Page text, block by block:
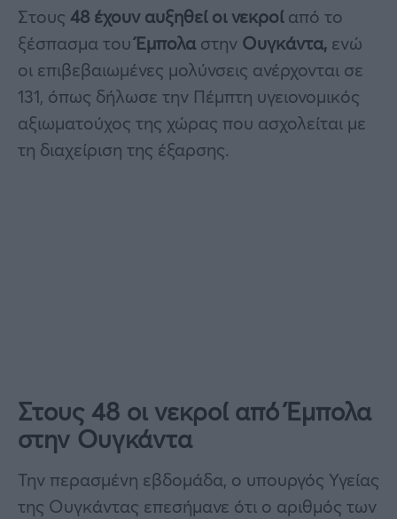
Στους 48 έχουν αυξηθεί οι νεκροίαπό το
ξέσπασμα τουΈμπολαστην Ουγκάντα, ενώ
οι επιβεβαιωμένες μολύνσεις ανέρχονται σε
131, όπως δήλωσε την Πέμπτη υγειονομικός
αξιωματούχος της χώρας που ασχολείται με
τη διαχείριση της έξαρσης.
Στους 48 οι νεκροί από Έμπολα
στην Ουγκάντα
Την περασμένη εβδομάδα, ο υπουργός Υγείας
της Ουγκάντας επεσήμανε ότι ο αριθμός των